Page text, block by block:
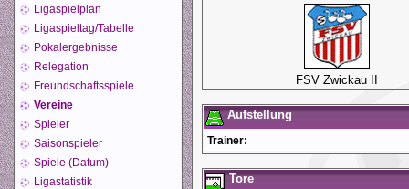
Ligaspielplan
Ligaspieltag/Tabelle
Pokalergebnisse
Relegation
Freundschaftsspiele
Vereine
Spieler
Saisonspieler
Spiele (Datum)
Ligastatistik
FSV Zwickau II
Aufstellung
Trainer:
Tore